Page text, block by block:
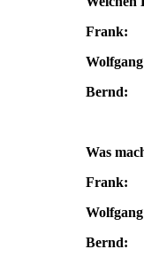
Frank:
Bernd:
Was
Frank:
Bernd: